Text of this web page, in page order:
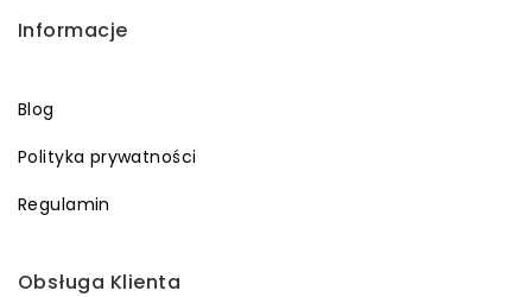
Informacje
Blog
Polityka prywatności
Regulamin
Obsługa Klienta